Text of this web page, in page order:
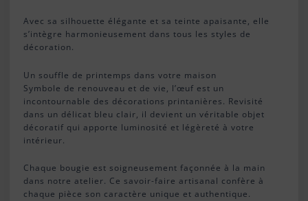
Avec sa silhouette élégante et sa teinte apaisante, elle
s’intègre harmonieusement dans tous les styles de
décoration.
Un souffle de printemps dans votre maison
Symbole de renouveau et de vie, l’œuf est un
incontournable des décorations printanières. Revisité
dans un délicat bleu clair, il devient un véritable objet
décoratif qui apporte luminosité et légèreté à votre
intérieur.
Chaque bougie est soigneusement façonnée à la main
dans notre atelier. Ce savoir-faire artisanal confère à
chaque pièce son caractère unique et authentique.